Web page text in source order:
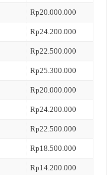
Rp20.000.000
Rp24.200.000
Rp22.500.000
Rp25.300.000
Rp20.000.000
Rp24.200.000
Rp22.500.000
Rp18.500.000
Rp14.200.000